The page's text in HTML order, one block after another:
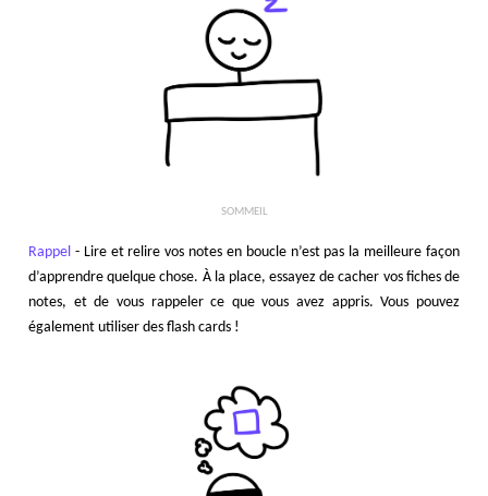
SOMMEIL
Rappel - Lire et relire vos notes en boucle n’est pas la meilleure façon
d’apprendre quelque chose. À la place, essayez de cacher vos fiches de
notes, et de vous rappeler ce que vous avez appris. Vous pouvez
également utiliser des flash cards !